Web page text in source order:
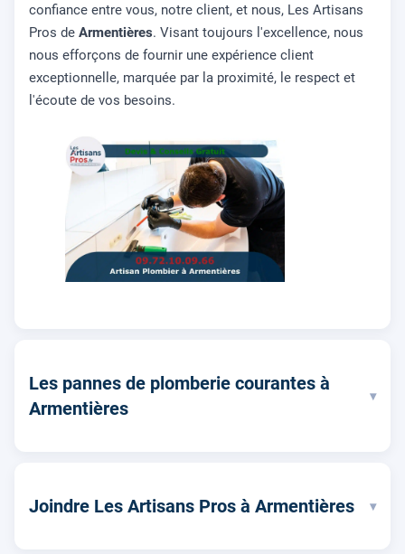
confiance entre vous, notre client, et nous, Les Artisans
Pros de Armentières. Visant toujours l'excellence, nous
nous efforçons de fournir une expérience client
exceptionnelle, marquée par la proximité, le respect et
l'écoute de vos besoins.
Les pannes de plomberie courantes à
Armentières
▾
Joindre Les Artisans Pros à Armentières ▾